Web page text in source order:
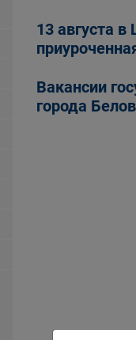
13 августа
Вакансии
города